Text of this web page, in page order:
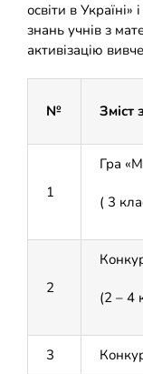
Методична робота
ЗНО 2022
ДИСТАНЦІЙНЕ
Джура
ОХОРОНА ПРАЦІ
ФІНАНСОВО-
ШКІЛЬНІ МУЗЕЇ
ІННОВАЦІЙНА
Електронні
БАТЬКАМ
освіти в
знань учнів з
активізацію
№ Зміст
1
Гра
( 3
2
(2 – 4
3